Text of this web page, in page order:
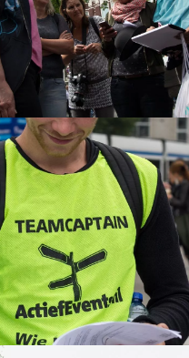
€ 62,50 p.p. excl. BTW
12 personen ‐ 4 uur en 30
een spannend én
in een bepaalde stad
Tijdens de Escape City